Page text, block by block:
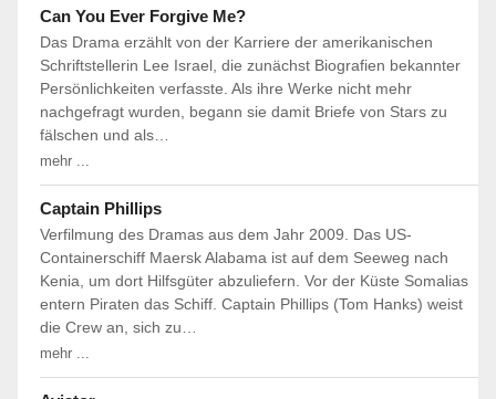
Can You Ever Forgive Me?
Das Drama erzählt von der Karriere der amerikanischen
Schriftstellerin Lee Israel, die zunächst Biografien bekannter
Persönlichkeiten verfasste. Als ihre Werke nicht mehr
nachgefragt wurden, begann sie damit Briefe von Stars zu
fälschen und als…
mehr ...
Captain Phillips
Verfilmung des Dramas aus dem Jahr 2009. Das US-
Containerschiff Maersk Alabama ist auf dem Seeweg nach
Kenia, um dort Hilfsgüter abzuliefern. Vor der Küste Somalias
entern Piraten das Schiff. Captain Phillips (Tom Hanks) weist
die Crew an, sich zu…
mehr ...